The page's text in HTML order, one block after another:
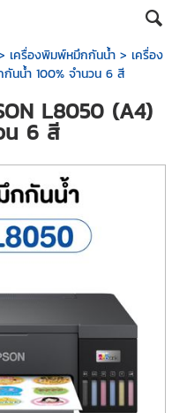
เครื่องพิมพ์หมึกกันน้ำ> เครื่อง
นน้ำ 100% จำนวน 6 สี
L8050 (A4)
น 6 สี